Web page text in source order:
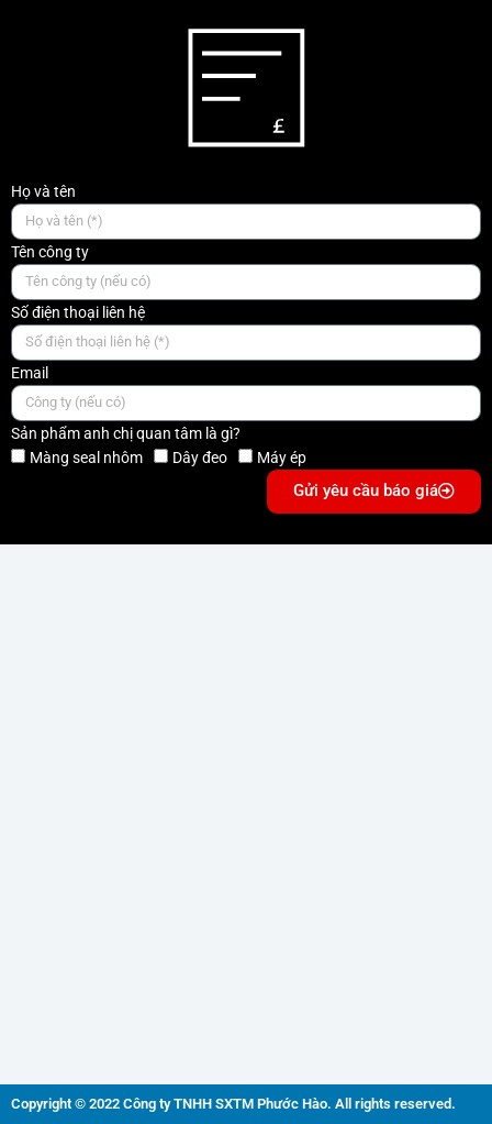
Họ và tên
Tên công ty
Số điện thoại liên hệ
Email
Sản phẩm anh chị quan tâm là gì?
Màng seal nhôm
Dây đeo Máy ép
Gửi yêu cầu báo giá
Copyright © 2022 Công ty TNHH SXTM Phước Hào. All rights reserved.